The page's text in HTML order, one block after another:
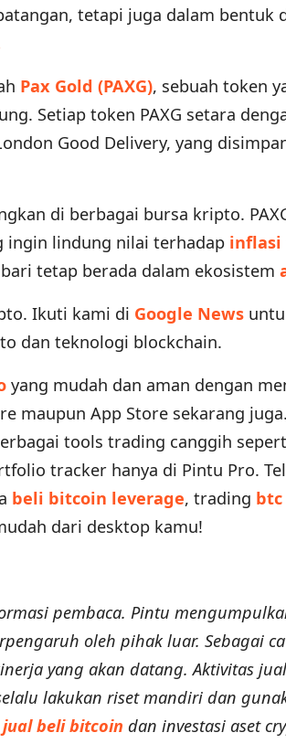
tetapi juga dalam bentuk
Pax Gold (PAXG), sebuah token
Setiap token PAXG setara
Good Delivery, yang
di berbagai bursa kripto.
ingin lindung nilai terhadap inflasi
tetap berada dalam ekosistem
Ikuti kami di Google News
dan teknologi blockchain.
yang mudah dan aman dengan
maupun App Store sekarang
tools trading canggih
tracker hanya di Pintu Pro.
beli bitcoin leverage, trading
dari desktop kamu!
pembaca. Pintu
oleh pihak luar. Sebagai
yang akan datang. Aktivitas
lakukan riset mandiri dan
jual beli bitcoin dan investasi aset